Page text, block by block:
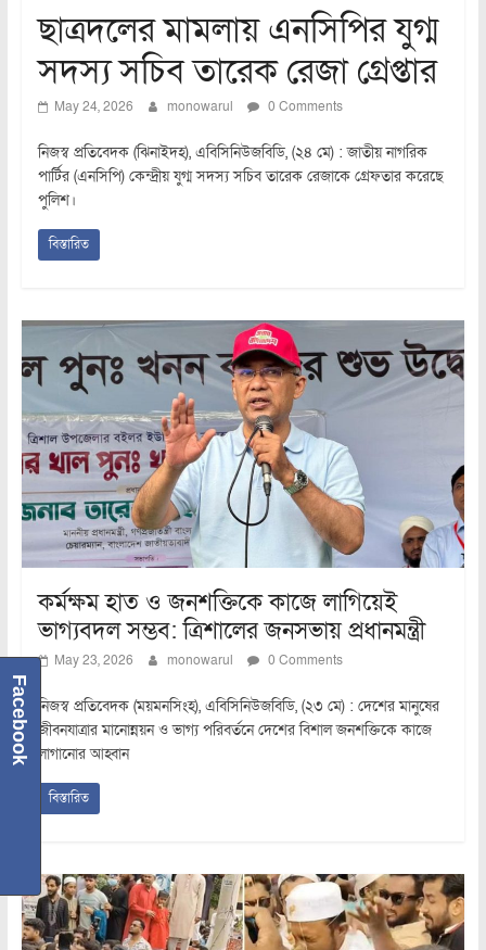
ছাত্রদলের মামলায় এনসিপির যুগ্ম
সদস্য সচিব তারেক রেজা গ্রেপ্তার
May 24, 2026 monowarul 0 Comments
নিজস্ব প্রতিবেদক (ঝিনাইদহ), এবিসিনিউজবিডি, (২৪ মে) : জাতীয় নাগরিক
পার্টির (এনসিপি) কেন্দ্রীয় যুগ্ম সদস্য সচিব তারেক রেজাকে গ্রেফতার করেছে
পুলিশ।
বিস্তারিত
কর্মক্ষম হাত ও জনশক্তিকে কাজে লাগিয়েই
ভাগ্যবদল সম্ভব: ত্রিশালের জনসভায় প্রধানমন্ত্রী
May 23, 2026 monowarul 0 Comments
নিজস্ব প্রতিবেদক (ময়মনসিংহ), এবিসিনিউজবিডি, (২৩ মে) : দেশের মানুষের
জীবনযাত্রার মানোন্নয়ন ও ভাগ্য পরিবর্তনে দেশের বিশাল জনশক্তিকে কাজে
লাগানোর আহ্বান
বিস্তারিত
Facebook